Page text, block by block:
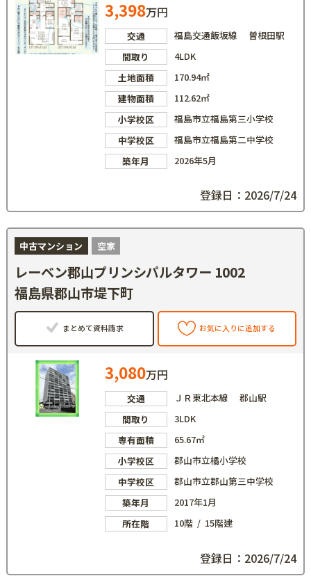
3,398万円
交通
福島交通飯坂線 曽根田駅
間取り
4LDK
土地面積
170.94㎡
建物面積
112.62㎡
小学校区
福島市立福島第三小学校
中学校区
福島市立福島第二中学校
築年月
2026年5月
登録日：2026/7/24
中古マンション 空家
レーベン郡山プリンシパルタワー 1002
福島県郡山市堤下町
まとめて資料請求 お気に入りに追加する
3,080万円
交通
ＪＲ東北本線 郡山駅
間取り
3LDK
専有面積
65.67㎡
小学校区
郡山市立橘小学校
中学校区
郡山市立郡山第三中学校
築年月
2017年1月
所在階
10階 / 15階建
登録日：2026/7/24